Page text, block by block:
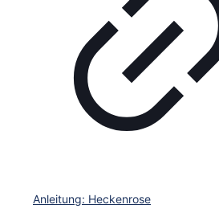
Anleitung: Heckenrose